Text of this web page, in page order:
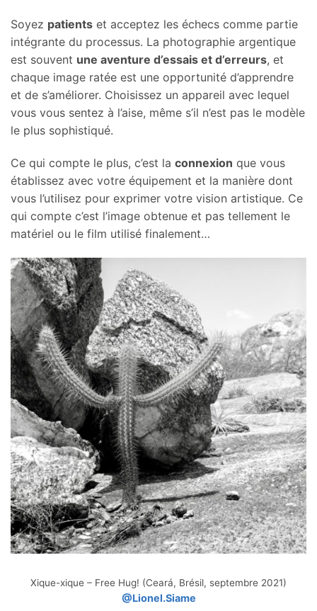
Soyez patients et acceptez les échecs comme partie
intégrante du processus. La photographie argentique
est souvent une aventure d’essais et d’erreurs, et
chaque image ratée est une opportunité d’apprendre
et de s’améliorer. Choisissez un appareil avec lequel
vous vous sentez à l’aise, même s’il n’est pas le modèle
le plus sophistiqué.
Ce qui compte le plus, c’est la connexion que vous
établissez avec votre équipement et la manière dont
vous l’utilisez pour exprimer votre vision artistique. Ce
qui compte c’est l’image obtenue et pas tellement le
matériel ou le film utilisé finalement…
Xique-xique – Free Hug! (Ceará, Brésil, septembre 2021)
@Lionel.Siame